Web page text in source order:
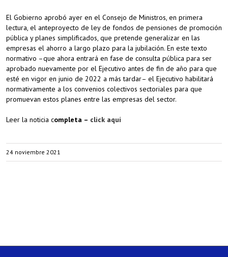
El Gobierno aprobó ayer en el Consejo de Ministros, en primera
lectura, el anteproyecto de ley de fondos de pensiones de promoción
pública y planes simplificados, que pretende generalizar en las
empresas el ahorro a largo plazo para la jubilación. En este texto
normativo –que ahora entrará en fase de consulta pública para ser
aprobado nuevamente por el Ejecutivo antes de fin de año para que
esté en vigor en junio de 2022 a más tardar– el Ejecutivo habilitará
normativamente a los convenios colectivos sectoriales para que
promuevan estos planes entre las empresas del sector.
Leer la noticia completa – click aquí
24 noviembre 2021